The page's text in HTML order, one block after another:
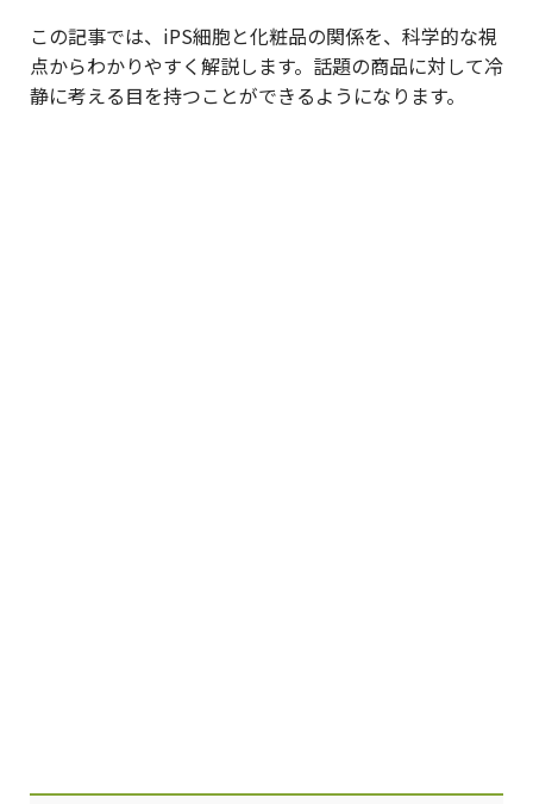
この記事では、iPS細胞と化粧品の関係を、科学的な視
点からわかりやすく解説します。話題の商品に対して冷
静に考える目を持つことができるようになります。